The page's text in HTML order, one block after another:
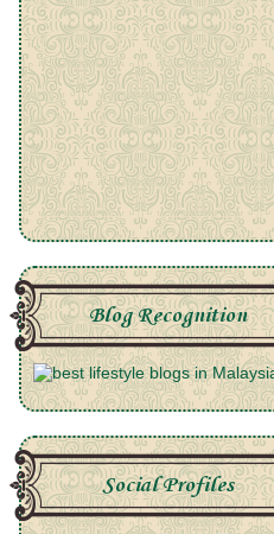
Blog Recognition
Social Profiles